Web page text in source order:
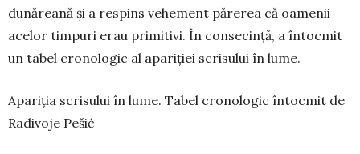
dunăreană şi a respins vehement părerea că oamenii
acelor timpuri erau primitivi. În consecinţă, a întocmit
un tabel cro­nologic al apariţiei scrisului în lume.
Apariţia scrisului în lume. Tabel cronologic întocmit de
Radivoje Pešić